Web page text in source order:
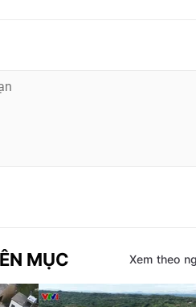
MỤC Xem theo